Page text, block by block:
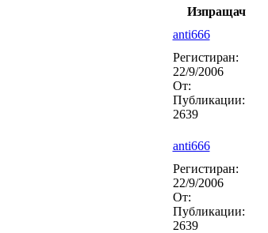
Изпращач
anti666
Регистиран:
22/9/2006
От:
Публикации:
2639
anti666
Регистиран:
22/9/2006
От:
Публикации:
2639